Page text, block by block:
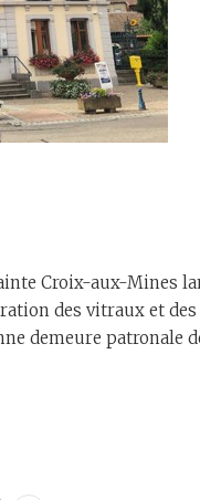
Croix-aux-Mines
des vitraux et des
demeure patronale